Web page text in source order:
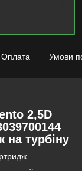
Оплата Умови
2,5D
на турбіну